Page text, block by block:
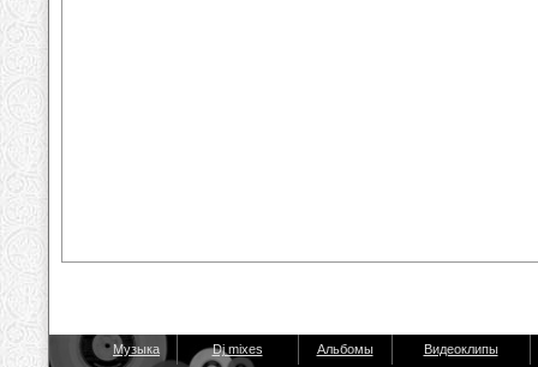
Музыка Dj mixes Альбомы
Видеоклипы